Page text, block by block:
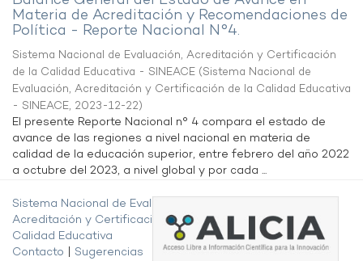
Materia de Acreditación y Recomendaciones de
Política - Reporte Nacional N°4.
Sistema Nacional de Evaluación, Acreditación y Certificación
de la Calidad Educativa - SINEACE (Sistema Nacional de
Evaluación, Acreditación y Certificación de la Calidad Educativa
- SINEACE, 2023-12-22)
El presente Reporte Nacional n° 4 compara el estado de
avance de las regiones a nivel nacional en materia de
calidad de la educación superior, entre febrero del año 2022
a octubre del 2023, a nivel global y por cada ...
Sistema Nacional de Evaluación,
Acreditación y Certificación de la
Calidad Educativa
Contacto
Sugerencias